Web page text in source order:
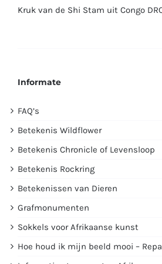
was:
is:
Kruk van de Shi Stam uit Congo
Informate
FAQ’s
Betekenis Wildflower
Betekenis Chronicle of Levensloop
Betekenis Rockring
Betekenissen van Dieren
Grafmonumenten
Sokkels voor Afrikaanse kunst
Hoe houd ik mijn beeld mooi –